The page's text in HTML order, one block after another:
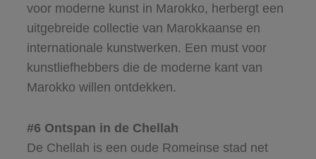
voor moderne kunst in Marokko, herbergt een
uitgebreide collectie van Marokkaanse en
internationale kunstwerken. Een must voor
kunstliefhebbers die de moderne kant van
Marokko willen ontdekken.
#6 Ontspan in de Chellah
De Chellah is een oude Romeinse stad net